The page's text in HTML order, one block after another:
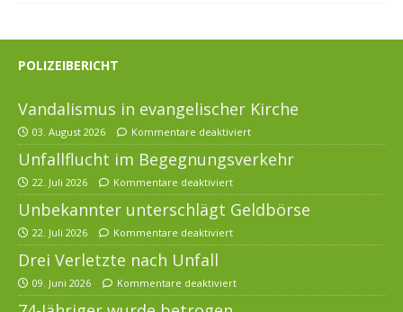
POLIZEIBERICHT
Vandalismus in evangelischer Kirche
03. August 2026 Kommentare deaktiviert
Unfallflucht im Begegnungsverkehr
22. Juli 2026 Kommentare deaktiviert
Unbekannter unterschlägt Geldbörse
22. Juli 2026 Kommentare deaktiviert
Drei Verletzte nach Unfall
09. Juni 2026 Kommentare deaktiviert